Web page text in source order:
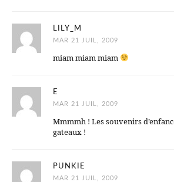
LILY_M
MAR 21 JUIL, 2009
miam miam miam
E
MAR 21 JUIL, 2009
Mmmmh ! Les souvenirs
gateaux !
PUNKIE
MAR 21 JUIL, 2009